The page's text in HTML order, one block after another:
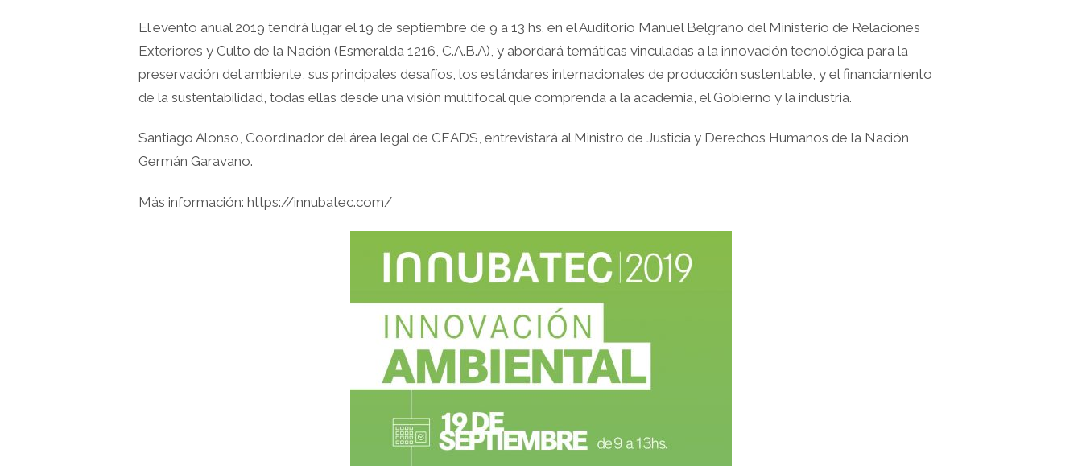
El evento anual 2019 tendrá lugar el 19 de septiembre de 9 a 13 hs. en el Auditorio Manuel Belgrano del Ministerio de Relaciones
Exteriores y Culto de la Nación (Esmeralda 1216, C.A.B.A), y abordará temáticas vinculadas a la innovación tecnológica para la
preservación del ambiente, sus principales desafíos, los estándares internacionales de producción sustentable, y el financiamiento
de la sustentabilidad, todas ellas desde una visión multifocal que comprenda a la academia, el Gobierno y la industria.
Santiago Alonso, Coordinador del área legal de CEADS, entrevistará al Ministro de Justicia y Derechos Humanos de la Nación
Germán Garavano.
Más información: https://innubatec.com/